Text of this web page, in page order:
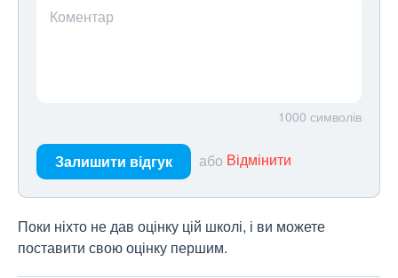
Коментар
1000 символів
Залишити відгук або Відмінити
Поки ніхто не дав оцінку цій школі, і ви можете
поставити свою оцінку першим.